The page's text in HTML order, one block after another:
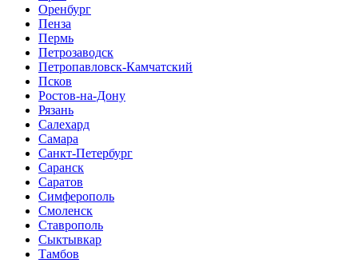
Оренбург
Пенза
Пермь
Петрозаводск
Петропавловск-Камчатский
Псков
Ростов-на-Дону
Рязань
Салехард
Самара
Санкт-Петербург
Саранск
Саратов
Симферополь
Смоленск
Ставрополь
Сыктывкар
Тамбов